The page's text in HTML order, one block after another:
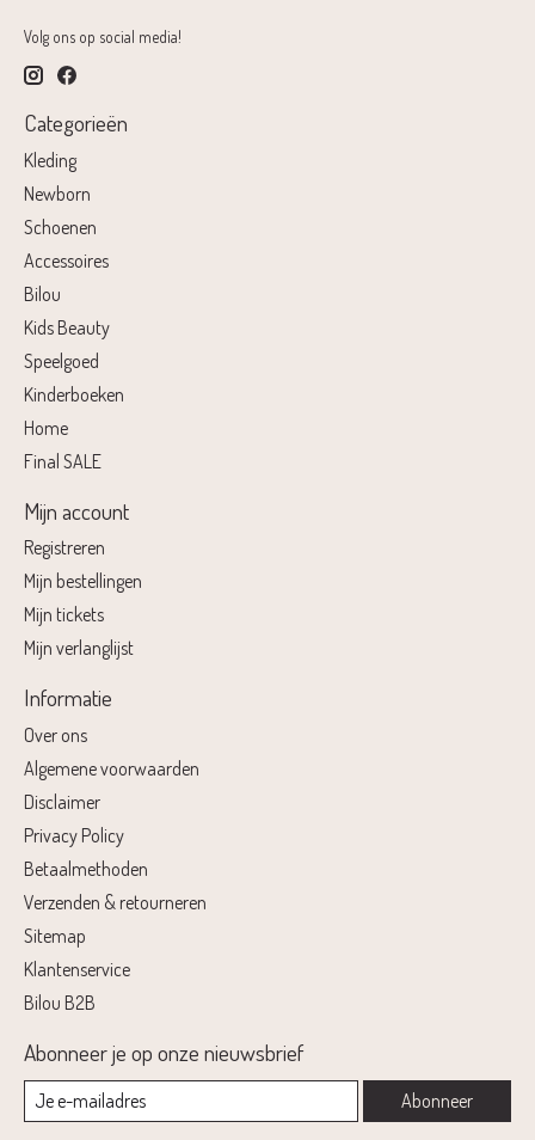
Volg ons op social media!
Categorieën
Kleding
Newborn
Schoenen
Accessoires
Bilou
Kids Beauty
Speelgoed
Kinderboeken
Home
Final SALE
Mijn account
Registreren
Mijn bestellingen
Mijn tickets
Mijn verlanglijst
Informatie
Over ons
Algemene voorwaarden
Disclaimer
Privacy Policy
Betaalmethoden
Verzenden & retourneren
Sitemap
Klantenservice
Bilou B2B
Abonneer je op onze nieuwsbrief
Abonneer